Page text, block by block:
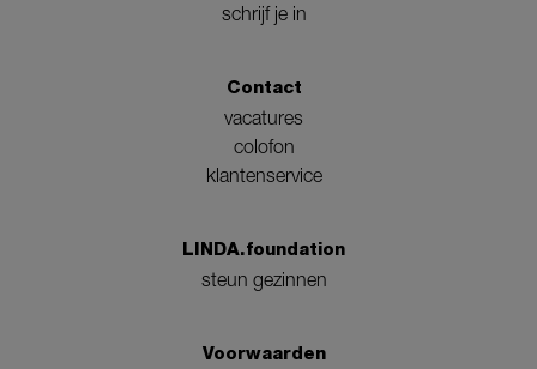
schrijf je in
Contact
vacatures
colofon
klantenservice
LINDA.foundation
steun gezinnen
Voorwaarden